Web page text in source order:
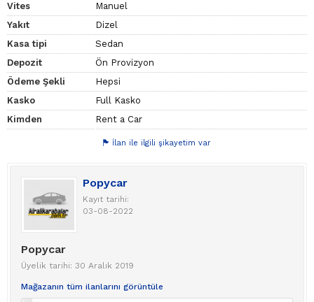
Vites
Manuel
Yakıt
Dizel
Kasa tipi
Sedan
Depozit
Ön Provizyon
Ödeme Şekli
Hepsi
Kasko
Full Kasko
Kimden
Rent a Car
İlan ile ilgili şikayetim var
Popycar
Kayıt tarihi:
03-08-2022
Popycar
Üyelik tarihi: 30 Aralık 2019
Mağazanın tüm ilanlarını görüntüle